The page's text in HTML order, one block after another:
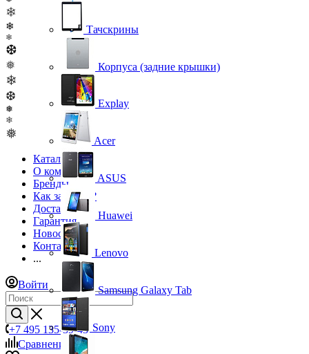
❄
❄
❄
❆
❅
❄
❆
❅
❄
❅
Каталог
О компании
Бренды
Как заказать?
Доставка
Гарантия
Новости
Контакты
...
Войти
+7 495 135-39-43
Сравнение
0
Тачскрины
Корпуса (задние крышки)
Explay
Acer
ASUS
Huawei
Lenovo
Samsung Galaxy Tab
Sony